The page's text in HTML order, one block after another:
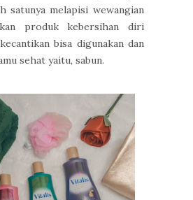
satunya melapisi wewangian
produk kebersihan diri
bisa digunakan dan
sehat yaitu, sabun.